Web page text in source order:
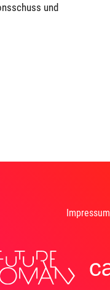
und
Impressum